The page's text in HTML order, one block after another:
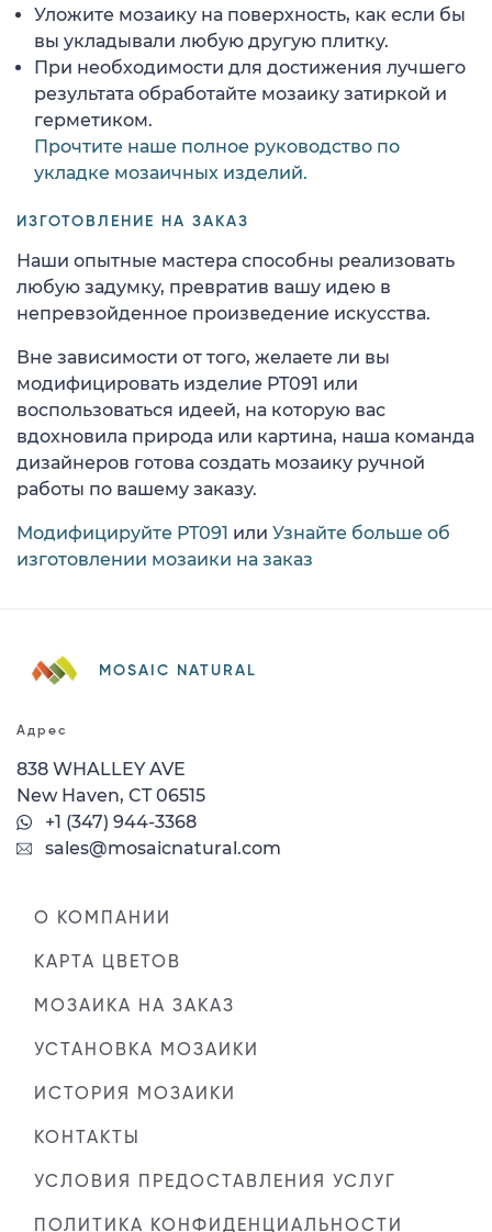
Уложите мозаику на поверхность, как если бы
вы укладывали любую другую плитку.
При необходимости для достижения лучшего
результата обработайте мозаику затиркой и
герметиком.
Прочтите наше полное руководство по
укладке мозаичных изделий.
ИЗГОТОВЛЕНИЕ НА ЗАКАЗ
Наши опытные мастера способны реализовать
любую задумку, превратив вашу идею в
непревзойденное произведение искусства.
Вне зависимости от того, желаете ли вы
модифицировать изделие PT091 или
воспользоваться идеей, на которую вас
вдохновила природа или картина, наша команда
дизайнеров готова создать мозаику ручной
работы по вашему заказу.
Модифицируйте PT091 или Узнайте больше об
изготовлении мозаики на заказ
MOSAIC NATURAL
Адрес
838 WHALLEY AVE
New Haven, CT 06515
+1 (347) 944-3368
sales@mosaicnatural.com
О КОМПАНИИ
КАРТА ЦВЕТОВ
МОЗАИКА НА ЗАКАЗ
УСТАНОВКА МОЗАИКИ
ИСТОРИЯ МОЗАИКИ
КОНТАКТЫ
УСЛОВИЯ ПРЕДОСТАВЛЕНИЯ УСЛУГ
ПОЛИТИКА КОНФИДЕНЦИАЛЬНОСТИ